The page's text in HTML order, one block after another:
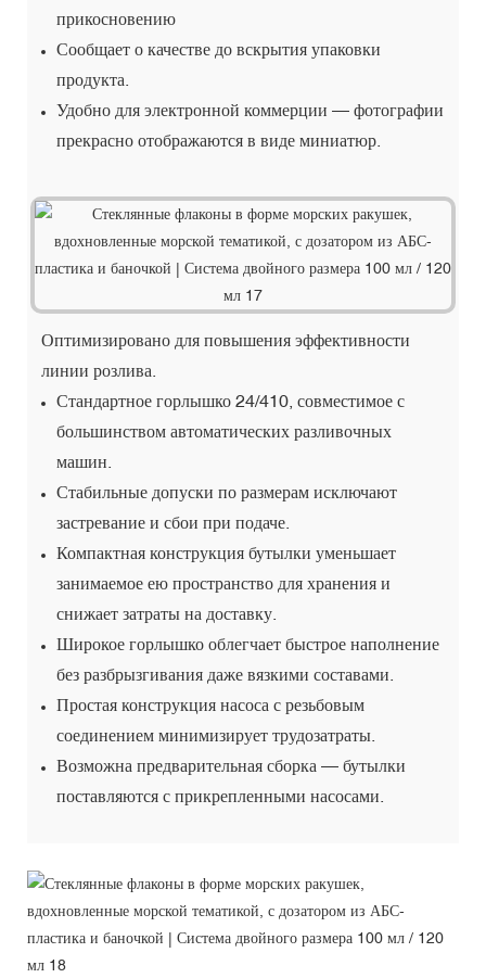
прикосновению
Сообщает о качестве до вскрытия упаковки
продукта.
Удобно для электронной коммерции — фотографии
прекрасно отображаются в виде миниатюр.
Оптимизировано для повышения эффективности
линии розлива.
Стандартное горлышко 24/410, совместимое с
большинством автоматических разливочных
машин.
Стабильные допуски по размерам исключают
застревание и сбои при подаче.
Компактная конструкция бутылки уменьшает
занимаемое ею пространство для хранения и
снижает затраты на доставку.
Широкое горлышко облегчает быстрое наполнение
без разбрызгивания даже вязкими составами.
Простая конструкция насоса с резьбовым
соединением минимизирует трудозатраты.
Возможна предварительная сборка — бутылки
поставляются с прикрепленными насосами.